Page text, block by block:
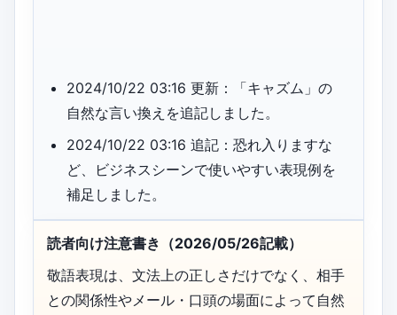
2024/10/22 03:16 更新：「キャズム」の
自然な言い換えを追記しました。
2024/10/22 03:16 追記：恐れ入りますな
ど、ビジネスシーンで使いやすい表現例を
補足しました。
読者向け注意書き（2026/05/26記載）
敬語表現は、文法上の正しさだけでなく、相手
との関係性やメール・口頭の場面によって自然